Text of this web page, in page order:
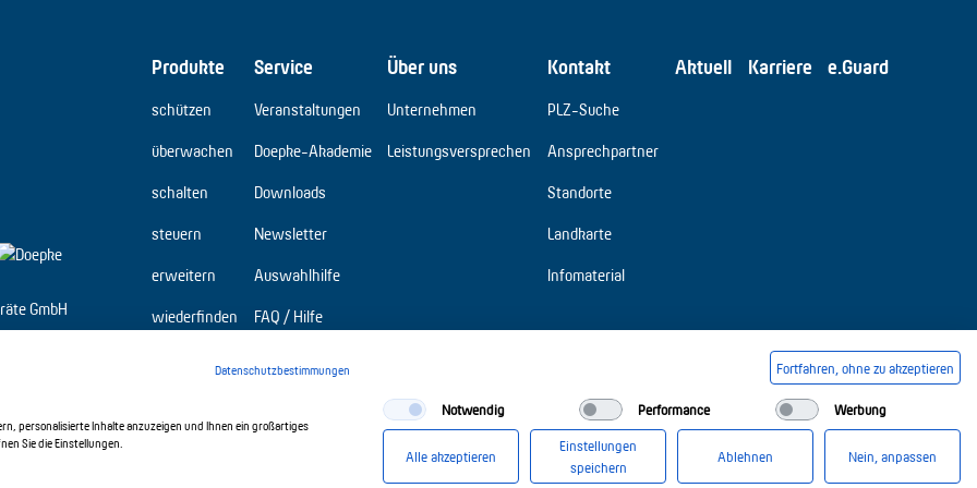
GmbH
Produkte
schützen
überwachen
schalten
steuern
erweitern
wiederfinden
Service
Veranstaltungen
Doepke-Akademie
Downloads
Newsletter
Auswahlhilfe
FAQ / Hilfe
Über uns
Unternehmen
Leistungsversprechen
Kontakt
PLZ-Suche
Ansprechpartner
Standorte
Landkarte
Infomaterial
Aktuell Karriere e.Guard
Fortfahren, ohne zu akzeptieren
Datenschutzbestimmungen
personalisierte Inhalte anzuzeigen und Ihnen ein großartiges
Sie die Einstellungen.
Notwendig Performance Werbung
Alle akzeptieren
Einstellungen
speichern
Ablehnen Nein, anpassen